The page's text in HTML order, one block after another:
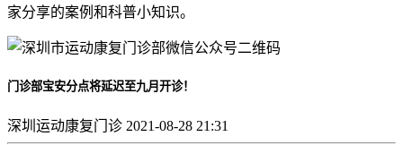
家分享的案例和科普小知识。
门诊部宝安分点将延迟至九月开诊！
深圳运动康复门诊 2021-08-28 21:31